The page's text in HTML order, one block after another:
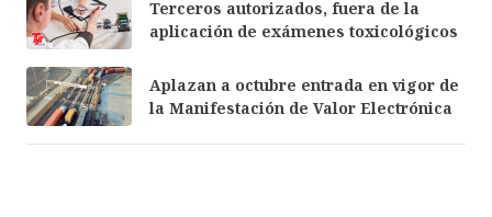
Terceros autorizados, fuera de la
aplicación de exámenes toxicológicos
Aplazan a octubre entrada en vigor de
la Manifestación de Valor Electrónica